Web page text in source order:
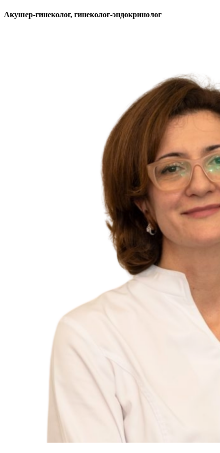
Акушер-гинеколог, гинеколог-эндокринолог